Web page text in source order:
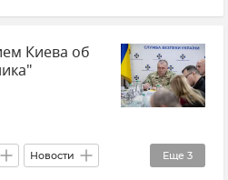
Владимир Орехов
Киева об
Еще 3
Новости